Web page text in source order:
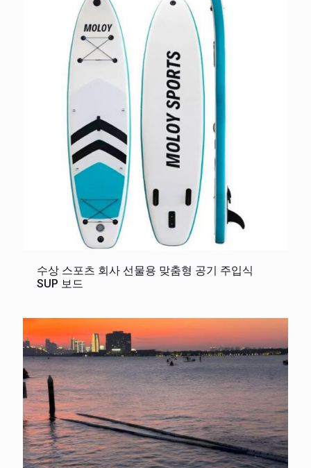
수상 스포츠 회사 선물용 맞춤형 공기 주입식
SUP 보드